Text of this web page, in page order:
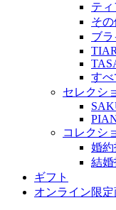
テ
そ
ブ
す
セレクシ
コレクシ
婚約
結婚
ギフト
オンライン限定